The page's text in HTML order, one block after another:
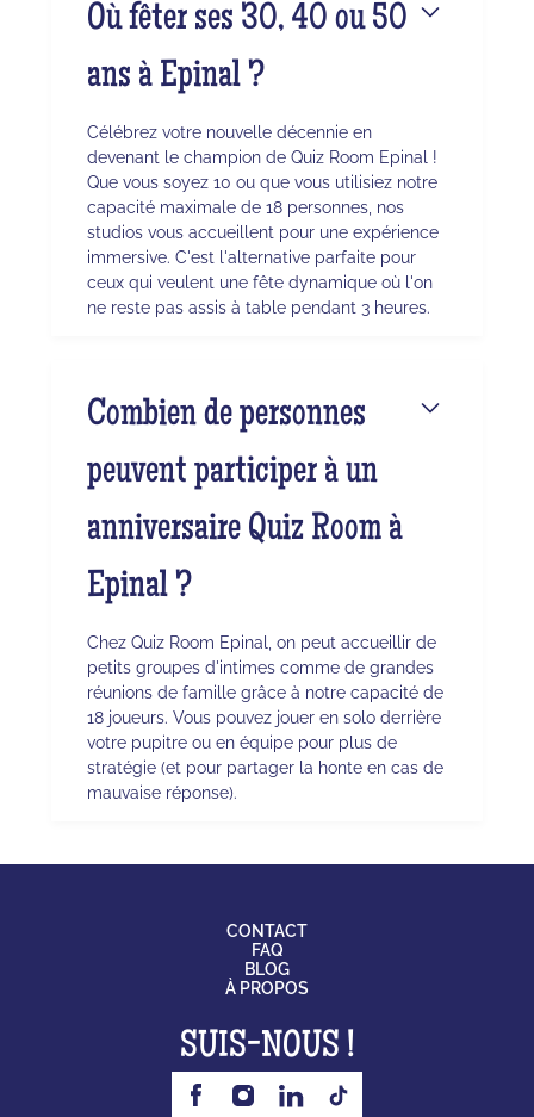
Où fêter ses 30, 40 ou 50
ans à Epinal ?
Célébrez votre nouvelle décennie en
devenant le champion de Quiz Room Epinal !
Que vous soyez 10 ou que vous utilisiez notre
capacité maximale de 18 personnes, nos
studios vous accueillent pour une expérience
immersive. C'est l'alternative parfaite pour
ceux qui veulent une fête dynamique où l'on
ne reste pas assis à table pendant 3 heures.
Combien de personnes
peuvent participer à un
anniversaire Quiz Room à
Epinal ?
Chez Quiz Room Epinal, on peut accueillir de
petits groupes d'intimes comme de grandes
réunions de famille grâce à notre capacité de
18 joueurs. Vous pouvez jouer en solo derrière
votre pupitre ou en équipe pour plus de
stratégie (et pour partager la honte en cas de
mauvaise réponse).
CONTACT
FAQ
BLOG
À PROPOS
SUIS-NOUS !